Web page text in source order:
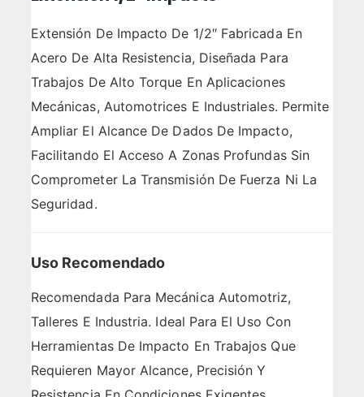
Extensión De Impacto De 1/2″ Fabricada En
Acero De Alta Resistencia, Diseñada Para
Trabajos De Alto Torque En Aplicaciones
Mecánicas, Automotrices E Industriales. Permite
Ampliar El Alcance De Dados De Impacto,
Facilitando El Acceso A Zonas Profundas Sin
Comprometer La Transmisión De Fuerza Ni La
Seguridad.
Uso Recomendado
Recomendada Para Mecánica Automotriz,
Talleres E Industria. Ideal Para El Uso Con
Herramientas De Impacto En Trabajos Que
Requieren Mayor Alcance, Precisión Y